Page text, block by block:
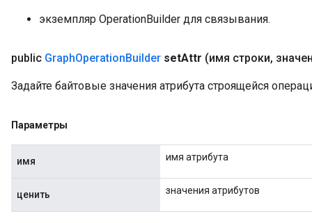
экземпляр OperationBuilder для связывания.
public GraphOperationBuilder setAttr (имя строки,
Задайте байтовые значения атрибута строящейся
Параметры
имя имя атрибута
ценить значения атрибутов